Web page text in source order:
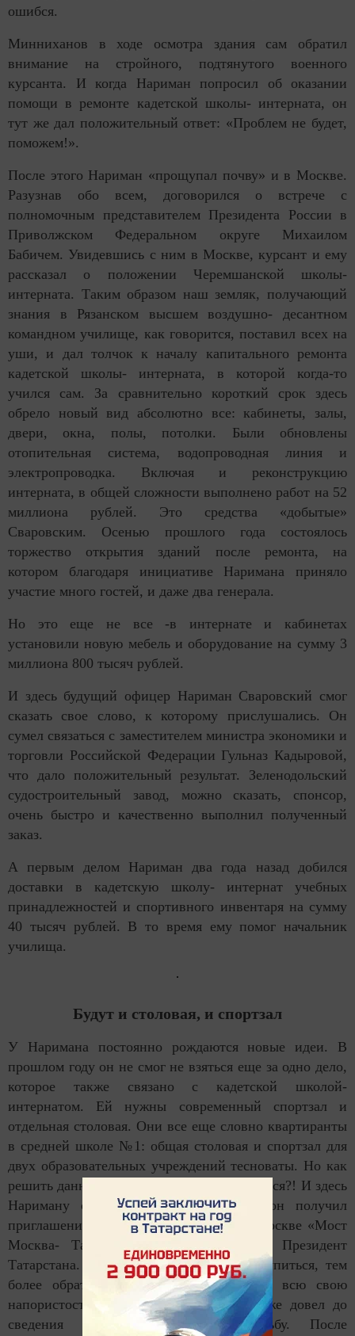
ошибся.
Минниханов в ходе осмотра здания сам обратил
внимание на стройного, подтянутого военного
курсанта. И когда Нариман попросил об оказании
помощи в ремонте кадетской школы- интерната, он
тут же дал положительный ответ: «Проблем не будет,
поможем!».
После этого Нариман «прощупал почву» и в Москве.
Разузнав обо всем, договорился о встрече с
полномочным представителем Президента России в
Приволжском Федеральном округе Михаилом
Бабичем. Увидевшись с ним в Москве, курсант и ему
рассказал о положении Черемшанской школы-
интерната. Таким образом наш земляк, получающий
знания в Рязанском высшем воздушно- десантном
командном училище, как говорится, поставил всех на
уши, и дал толчок к началу капитального ремонта
кадетской школы- интерната, в которой когда-то
учился сам. За сравнительно короткий срок здесь
обрело новый вид абсолютно все: кабинеты, залы,
двери, окна, полы, потолки. Были обновлены
отопительная система, водопроводная линия и
электропроводка. Включая и реконструкцию
интерната, в общей сложности выполнено работ на 52
миллиона рублей. Это средства «добытые»
Сваровским. Осенью прошлого года состоялось
торжество открытия зданий после ремонта, на
котором благодаря инициативе Наримана приняло
участие много гостей, и даже два генерала.
Но это еще не все -в интернате и кабинетах
установили новую мебель и оборудование на сумму 3
миллиона 800 тысяч рублей.
И здесь будущий офицер Нариман Сваровский смог
сказать свое слово, к которому прислушались. Он
сумел связаться с заместителем министра экономики и
торговли Российской Федерации Гульназ Кадыровой,
что дало положительный результат. Зеленодольский
судостроительный завод, можно сказать, спонсор,
очень быстро и качественно выполнил полученный
заказ.
А первым делом Нариман два года назад добился
доставки в кадетскую школу- интернат учебных
принадлежностей и спортивного инвентаря на сумму
40 тысяч рублей. В то время ему помог начальник
училища.
Будут и столовая, и спортзал
У Наримана постоянно рождаются новые идеи. В
прошлом году он не смог не взяться еще за одно дело,
которое также связано с кадетской школой-
интернатом. Ей нужны современный спортзал и
отдельная столовая. Они все еще словно квартиранты
в средней школе №1: общая столовая и спортзал для
двух образовательных учреждений тесноваты. Но как
решить данную проблему, к кому обратиться?! И здесь
Нариману снова улыбнулось счастье- он получил
приглашение на молодежный форум в Москве «Мост
Москва- Татарстан». Сюда приехал и Президент
Татарстана. Но к нему нереально подступиться, тем
более обратиться с просьбой. Проявив всю свою
напористость, наш земляк-курсант все же довел до
сведения Минниханова свою просьбу. После